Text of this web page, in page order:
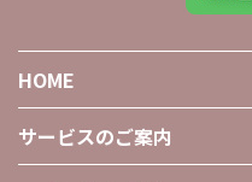
HOME
サービスのご案内